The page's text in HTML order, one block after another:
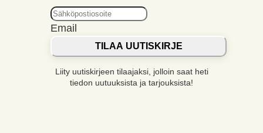
Email
TILAA UUTISKIRJE
Liity uutiskirjeen tilaajaksi, jolloin saat heti
tiedon uutuuksista ja tarjouksista!